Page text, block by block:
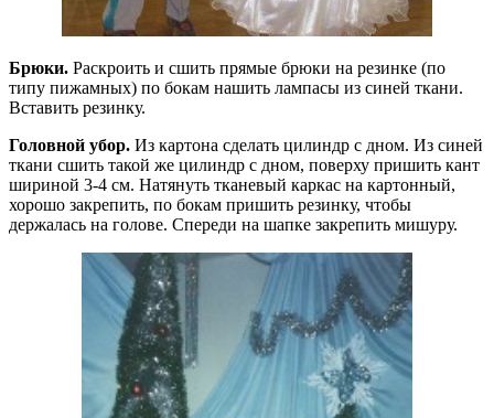
Брюки. Раскроить и сшить прямые брюки на резинке (по
типу пижамных) по бокам нашить лампасы из синей ткани.
Вставить резинку.
Головной убор. Из картона сделать цилиндр с дном. Из синей
ткани сшить такой же цилиндр с дном, поверху пришить кант
шириной 3-4 см. Натянуть тканевый каркас на картонный,
хорошо закрепить, по бокам пришить резинку, чтобы
держалась на голове. Спереди на шапке закрепить мишуру.